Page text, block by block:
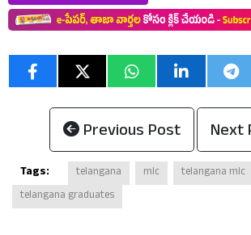
Previous Post Next
Tags: telangana mlc
telangana mlc
telangana graduates